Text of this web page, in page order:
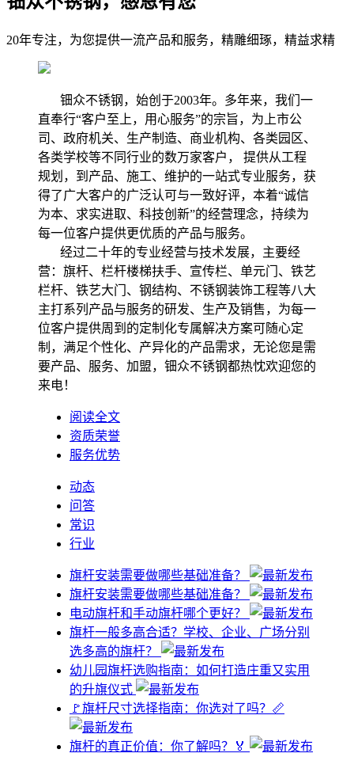
20年专注，为您提供一流产品和服务，精雕细琢，精益求精
钿众不锈钢，始创于2003年。多年来，我们一
直奉行“客户至上，用心服务”的宗旨，为上市公
司、政府机关、生产制造、商业机构、各类园区、
各类学校等不同行业的数万家客户， 提供从工程
规划，到产品、施工、维护的一站式专业服务，获
得了广大客户的广泛认可与一致好评，本着“诚信
为本、求实进取、科技创新”的经营理念，持续为
每一位客户提供更优质的产品与服务。
经过二十年的专业经营与技术发展，主要经
营：旗杆、栏杆楼梯扶手、宣传栏、单元门、铁艺
栏杆、铁艺大门、钢结构、不锈钢装饰工程等八大
主打系列产品与服务的研发、生产及销售，为每一
位客户提供周到的定制化专属解决方案可随心定
制，满足个性化、产异化的产品需求，无论您是需
要产品、服务、加盟，钿众不锈钢都热忱欢迎您的
来电！
阅读全文
资质荣誉
服务优势
动态
问答
常识
行业
旗杆安装需要做哪些基础准备？
旗杆安装需要做哪些基础准备？
电动旗杆和手动旗杆哪个更好？
旗杆一般多高合适？学校、企业、广场分别
选多高的旗杆？
幼儿园旗杆选购指南：如何打造庄重又实用
的升旗仪式
🚩旗杆尺寸选择指南：你选对了吗？📏
旗杆的真正价值：你了解吗？🏅